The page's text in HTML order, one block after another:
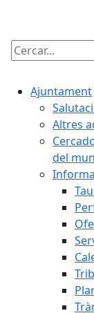
Cercar:
Ajuntament
Altres
del